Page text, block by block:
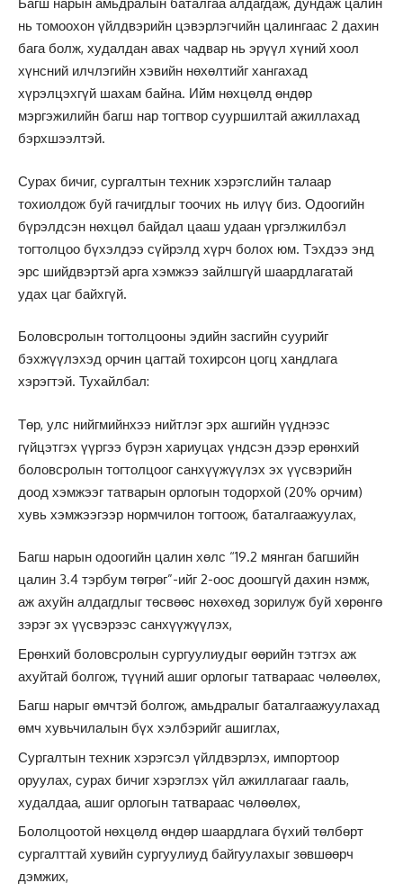
нь томоохон үйлдвэрийн цэвэрлэгчийн цалингаас 2 дахин
бага болж, худалдан авах чадвар нь эрүүл хүний хоол
хүнсний илчлэгийн хэвийн нөхөлтийг хангахад
хүрэлцэхгүй шахам байна. Ийм нөхцөлд өндөр
мэргэжилийн багш нар тогтвор сууршилтай ажиллахад
бэрхшээлтэй.
Сурах бичиг, сургалтын техник хэрэгслийн талаар
тохиолдож буй гачигдлыг тоочих нь илүү биз. Одоогийн
бүрэлдсэн нөхцөл байдал цааш удаан үргэлжилбэл
тогтолцоо бүхэлдээ сүйрэлд хүрч болох юм. Тэхдээ энд
эрс шийдвэртэй арга хэмжээ зайлшгүй шаардлагатай
удах цаг байхгүй.
Боловсролын тогтолцооны эдийн засгийн суурийг
бэхжүүлэхэд орчин цагтай тохирсон цогц хандлага
хэрэгтэй. Тухайлбал:
Төр, улс нийгмийнхээ нийтлэг эрх ашгийн үүднээс
гүйцэтгэх үүргээ бүрэн хариуцах үндсэн дээр ерөнхий
боловсролын тогтолцоог санхүүжүүлэх эх үүсвэрийн
доод хэмжээг татварын орлогын тодорхой (20% орчим)
хувь хэмжээгээр нормчилон тогтоож, баталгаажуулах,
Багш нарын одоогийн цалин хөлс “19.2 мянган багшийн
цалин 3.4 тэрбум төгрөг”-ийг 2-оос доошгүй дахин нэмж,
аж ахуйн алдагдлыг төсвөөс нөхөхөд зорилyж буй хөрөнгө
зэрэг эх үүсвэрээс санхүүжүүлэх,
Ерөнхий боловсролын сургуулиудыг өөрийн тэтгэх аж
ахуйтай болгож, түүний ашиг орлогыг татвараас чөлөөлөх,
Багш нарыг өмчтэй болгож, амьдралыг баталгаажуулахад
өмч хувьчилалын бүх хэлбэрийг ашиглах,
Сургалтын техник хэрэгсэл үйлдвэрлэх, импортоор
оруулах, сурах бичиг хэрэглэх үйл ажиллагааг гааль,
худалдаа, ашиг орлогын татвараас чөлөөлөх,
Бололцоотой нөхцөлд өндөр шаардлага бүхий төлбөрт
сургалттай хувийн сургуулиуд байгуулахыг зөвшөөрч
дэмжих,